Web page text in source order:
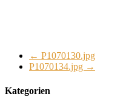
← P1070130.jpg
P1070134.jpg →
Kategorien